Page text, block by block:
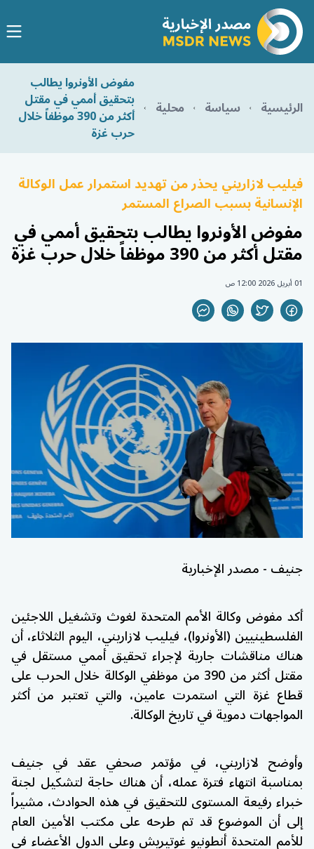
الرئيسية سياسة محلية
مفوض الأونروا يطالب
بتحقيق أممي في مقتل
أكثر من 390 موظفاً خلال
حرب غزة
فيليب لازاريني يحذر من تهديد استمرار عمل الوكالة
الإنسانية بسبب الصراع المستمر
مفوض الأونروا يطالب بتحقيق أممي في
مقتل أكثر من 390 موظفاً خلال حرب غزة
01 أبريل 2026 12:00 ص
جنيف - مصدر الإخبارية
أكد مفوض وكالة الأمم المتحدة لغوث وتشغيل اللاجئين
الفلسطينيين (الأونروا)، فيليب لازاريني، اليوم الثلاثاء، أن
هناك مناقشات جارية لإجراء تحقيق أممي مستقل في
مقتل أكثر من 390 من موظفي الوكالة خلال الحرب على
قطاع غزة التي استمرت عامين، والتي تعتبر من أكثر
المواجهات دموية في تاريخ الوكالة.
وأوضح لازاريني، في مؤتمر صحفي عقد في جنيف
بمناسبة انتهاء فترة عمله، أن هناك حاجة لتشكيل لجنة
خبراء رفيعة المستوى للتحقيق في هذه الحوادث، مشيراً
إلى أن الموضوع قد تم طرحه على مكتب الأمين العام
للأمم المتحدة أنطونيو غوتيريش وعلى الدول الأعضاء في